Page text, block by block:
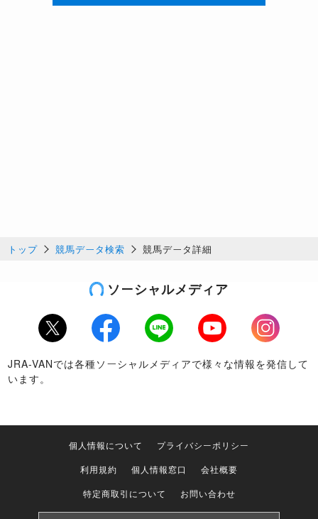
トップ 競馬データ検索 競馬データ詳細
ソーシャルメディア
Twitter Facebook LINE Youtube
Instagram
JRA-VANでは各種ソーシャルメディアで様々な情報を発信して
います。
個人情報について
プライバシーポリシー
利用規約
個人情報窓口
会社概要
特定商取引について
お問い合わせ